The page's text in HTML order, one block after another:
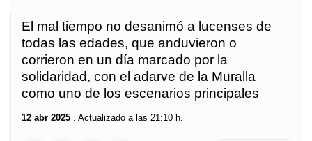
El mal tiempo no desanimó a lucenses de
todas las edades, que anduvieron o
corrieron en un día marcado por la
solidaridad, con el adarve de la Muralla
como uno de los escenarios principales
12 abr 2025 . Actualizado a las 21:10 h.